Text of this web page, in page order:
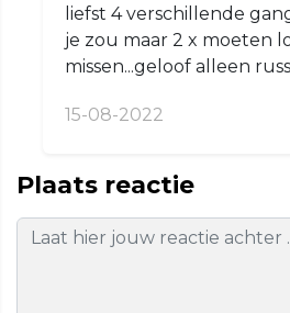
liefst 4 verschillende
je zou maar 2 x moeten
missen...geloof alleen
15-08-2022
Plaats reactie